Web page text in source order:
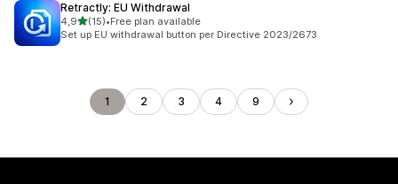
Retractly: EU Withdrawal
4,95 yıldız üzerinden
(15)
toplam 15 değerlendirme
•Free plan available
Set up EU withdrawal button per Directive 2023/2673
1 2 3 4 9